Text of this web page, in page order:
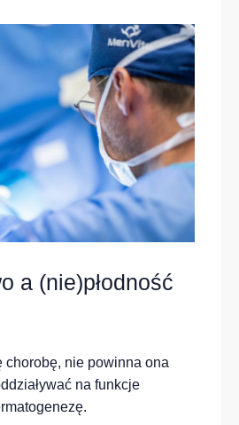
a (nie)płodność
chorobę, nie powinna ona
na funkcje